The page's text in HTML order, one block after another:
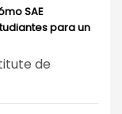
SAE
para un
de